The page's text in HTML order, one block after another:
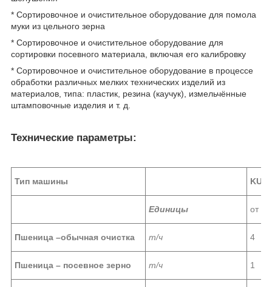
* Сортировочное и очистительное оборудование для помола
муки из цельного зерна
* Сортировочное и очистительное оборудование для
сортировки посевного материала, включая его калибровку
* Сортировочное и очистительное оборудование в процессе
обработки различных мелких технических изделий из
материалов, типа: пластик, резина (каучук), измельчённые
штамповочные изделия и т. д.
Технические параметры:
Тип машины
Единицы от
Пшеница –обычная очистка т/ч 4
Пшеница – посевное зерно т/ч 1